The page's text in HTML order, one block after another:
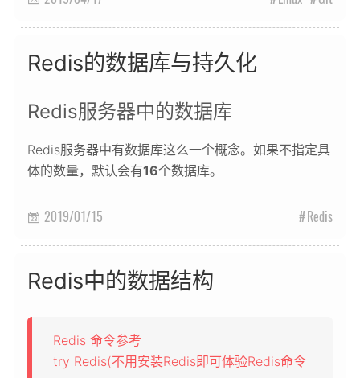
Redis的数据库与持久化
Redis服务器中的数据库
Redis服务器中有数据库这么一个概念。如果不指定具
体的数量，默认会有16个数据库。
 2019/01/15 Redis
Redis中的数据结构
Redis 命令参考
try Redis(不用安装Redis即可体验Redis命令